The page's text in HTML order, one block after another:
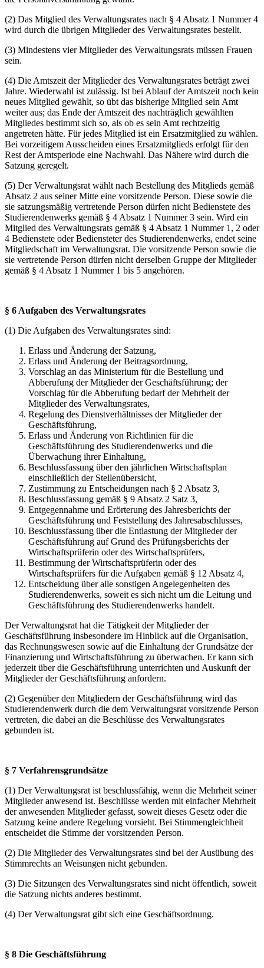
(2) Das Mitglied des Verwaltungsrates nach § 4 Absatz 1 Nummer 4
wird durch die übrigen Mitglieder des Verwaltungsrates bestellt.
(3) Mindestens vier Mitglieder des Verwaltungsrats müssen Frauen
sein.
(4) Die Amtszeit der Mitglieder des Verwaltungsrates beträgt zwei
Jahre. Wiederwahl ist zulässig. Ist bei Ablauf der Amtszeit noch kein
neues Mitglied gewählt, so übt das bisherige Mitglied sein Amt
weiter aus; das Ende der Amtszeit des nachträglich gewählten
Mitgliedes bestimmt sich so, als ob es sein Amt rechtzeitig
angetreten hätte. Für jedes Mitglied ist ein Ersatzmitglied zu wählen.
Bei vorzeitigem Ausscheiden eines Ersatzmitglieds erfolgt für den
Rest der Amtsperiode eine Nachwahl. Das Nähere wird durch die
Satzung geregelt.
(5) Der Verwaltungsrat wählt nach Bestellung des Mitglieds gemäß
Absatz 2 aus seiner Mitte eine vorsitzende Person. Diese sowie die
sie satzungsmäßig vertretende Person dürfen nicht Bedienstete des
Studierendenwerks gemäß § 4 Absatz 1 Nummer 3 sein. Wird ein
Mitglied des Verwaltungsrats gemäß § 4 Absatz 1 Nummer 1, 2 oder
4 Bedienstete oder Bediensteter des Studierendenwerks, endet seine
Mitgliedschaft im Verwaltungsrat. Die vorsitzende Person sowie die
sie vertretende Person dürfen nicht derselben Gruppe der Mitglieder
gemäß § 4 Absatz 1 Nummer 1 bis 5 angehören.
§ 6 Aufgaben des Verwaltungsrates
(1) Die Aufgaben des Verwaltungsrates sind:
Erlass und Änderung der Satzung,
Erlass und Änderung der Beitragsordnung,
Vorschlag an das Ministerium für die Bestellung und
Abberufung der Mitglieder der Geschäftsführung; der
Vorschlag für die Abberufung bedarf der Mehrheit der
Mitglieder des Verwaltungsrates,
Regelung des Dienstverhältnisses der Mitglieder der
Geschäftsführung,
Erlass und Änderung von Richtlinien für die
Geschäftsführung des Studierendenwerks und die
Überwachung ihrer Einhaltung,
Beschlussfassung über den jährlichen Wirtschaftsplan
einschließlich der Stellenübersicht,
Zustimmung zu Entscheidungen nach § 2 Absatz 3,
Beschlussfassung gemäß § 9 Absatz 2 Satz 3,
Entgegennahme und Erörterung des Jahresberichts der
Geschäftsführung und Feststellung des Jahresabschlusses,
Beschlussfassung über die Entlastung der Mitglieder der
Geschäftsführung auf Grund des Prüfungsberichts der
Wirtschaftsprüferin oder des Wirtschaftsprüfers,
Bestimmung der Wirtschaftsprüferin oder des
Wirtschaftsprüfers für die Aufgaben gemäß § 12 Absatz 4,
Entscheidung über alle sonstigen Angelegenheiten des
Studierendenwerks, soweit es sich nicht um die Leitung und
Geschäftsführung des Studierendenwerks handelt.
Der Verwaltungsrat hat die Tätigkeit der Mitglieder der
Geschäftsführung insbesondere im Hinblick auf die Organisation,
das Rechnungswesen sowie auf die Einhaltung der Grundsätze der
Finanzierung und Wirtschaftsführung zu überwachen. Er kann sich
jederzeit über die Geschäftsführung unterrichten und Auskunft der
Mitglieder der Geschäftsführung anfordern.
(2) Gegenüber den Mitgliedern der Geschäftsführung wird das
Studierendenwerk durch die dem Verwaltungsrat vorsitzende Person
vertreten, die dabei an die Beschlüsse des Verwaltungsrates
gebunden ist.
§ 7 Verfahrensgrundsätze
(1) Der Verwaltungsrat ist beschlussfähig, wenn die Mehrheit seiner
Mitglieder anwesend ist. Beschlüsse werden mit einfacher Mehrheit
der anwesenden Mitglieder gefasst, soweit dieses Gesetz oder die
Satzung keine andere Regelung vorsieht. Bei Stimmengleichheit
entscheidet die Stimme der vorsitzenden Person.
(2) Die Mitglieder des Verwaltungsrates sind bei der Ausübung des
Stimmrechts an Weisungen nicht gebunden.
(3) Die Sitzungen des Verwaltungsrates sind nicht öffentlich, soweit
die Satzung nichts anderes bestimmt.
(4) Der Verwaltungsrat gibt sich eine Geschäftsordnung.
§ 8 Die Geschäftsführung